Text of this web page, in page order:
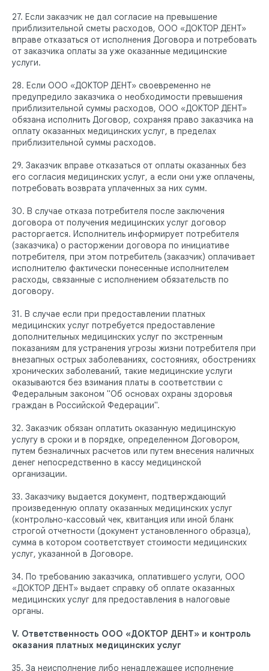
27. Если заказчик не дал согласие на превышение
приблизительной сметы расходов, ООО «ДОКТОР ДЕНТ»
вправе отказаться от исполнения Договора и потребовать
от заказчика оплаты за уже оказанные медицинские
услуги.
28. Если ООО «ДОКТОР ДЕНТ» своевременно не
предупредило заказчика о необходимости превышения
приблизительной суммы расходов, ООО «ДОКТОР ДЕНТ»
обязана исполнить Договор, сохраняя право заказчика на
оплату оказанных медицинских услуг, в пределах
приблизительной суммы расходов.
29. Заказчик вправе отказаться от оплаты оказанных без
его согласия медицинских услуг, а если они уже оплачены,
потребовать возврата уплаченных за них сумм.
30. В случае отказа потребителя после заключения
договора от получения медицинских услуг договор
расторгается. Исполнитель информирует потребителя
(заказчика) о расторжении договора по инициативе
потребителя, при этом потребитель (заказчик) оплачивает
исполнителю фактически понесенные исполнителем
расходы, связанные с исполнением обязательств по
договору.
31. В случае если при предоставлении платных
медицинских услуг потребуется предоставление
дополнительных медицинских услуг по экстренным
показаниям для устранения угрозы жизни потребителя при
внезапных острых заболеваниях, состояниях, обострениях
хронических заболеваний, такие медицинские услуги
оказываются без взимания платы в соответствии с
Федеральным законом "Об основах охраны здоровья
граждан в Российской Федерации".
32. Заказчик обязан оплатить оказанную медицинскую
услугу в сроки и в порядке, определенном Договором,
путем безналичных расчетов или путем внесения наличных
денег непосредственно в кассу медицинской
организации.
33. Заказчику выдается документ, подтверждающий
произведенную оплату оказанных медицинских услуг
(контрольно-кассовый чек, квитанция или иной бланк
строгой отчетности (документ установленного образца),
сумма в котором соответствует стоимости медицинских
услуг, указанной в Договоре.
34. По требованию заказчика, оплатившего услуги, ООО
«ДОКТОР ДЕНТ» выдает справку об оплате оказанных
медицинских услуг для предоставления в налоговые
органы.
V. Ответственность ООО «ДОКТОР ДЕНТ» и контроль
оказания платных медицинских услуг
35. За неисполнение либо ненадлежащее исполнение